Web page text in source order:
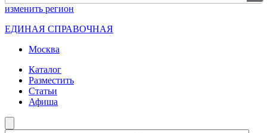
изменить регион
ЕДИНАЯ СПРАВОЧНАЯ
Москва
Каталог
Разместить
Статьи
Афиша